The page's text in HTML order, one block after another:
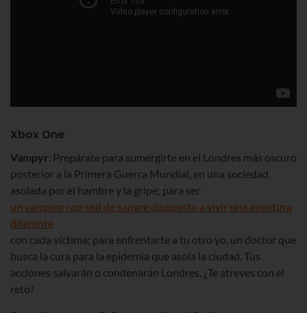
Xbox One
Vampyr. Prepárate para sumergirte en el Londres más oscuro
posterior a la Primera Guerra Mundial, en una sociedad
asolada por el hambre y la gripe; para ser
un vampiro con sed de sangre dispuesto a vivir una aventura
diferente
con cada víctima; para enfrentarte a tu otro yo, un doctor que
busca la cura para la epidemia que asola la ciudad. Tus
acciones salvarán o condenarán Londres. ¿Te atreves con el
reto?